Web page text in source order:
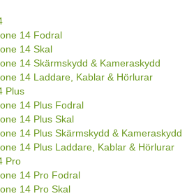
14 Fodral
14 Skal
14 Skärmskydd & Kameraskydd
14 Laddare, Kablar & Hörlurar
Plus
14 Plus Fodral
14 Plus Skal
14 Plus Skärmskydd & Kameraskydd
14 Plus Laddare, Kablar & Hörlurar
Pro
14 Pro Fodral
14 Pro Skal